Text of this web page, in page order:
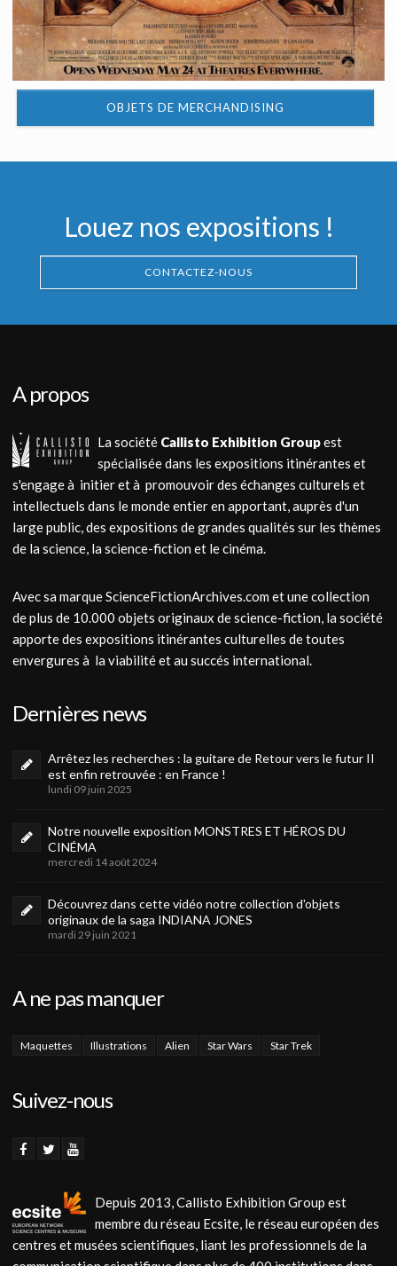
OBJETS DE MERCHANDISING
Louez nos expositions !
CONTACTEZ-NOUS
A propos
La société Callisto Exhibition Groupest
spécialisée dans les expositions itinérantes et
s'engage à initier et à promouvoir des échanges culturels et
intellectuels dans le monde entier en apportant, auprès d'un
large public, des expositions de grandes qualités sur les thèmes
de la science, la science-fiction et le cinéma.
Avec sa marque ScienceFictionArchives.com et une collection
de plus de 10.000 objets originaux de science-fiction, la société
apporte des expositions itinérantes culturelles de toutes
envergures à la viabilité et au succés international.
Dernières news
Arrêtez les recherches : la guitare de Retour vers le futur II
est enfin retrouvée : en France !
lundi 09 juin 2025
Notre nouvelle exposition MONSTRES ET HÉROS DU
CINÉMA
mercredi 14 août 2024
Découvrez dans cette vidéo notre collection d'objets
originaux de la saga INDIANA JONES
mardi 29 juin 2021
A ne pas manquer
Maquettes Illustrations Alien Star Wars Star Trek
Suivez-nous
Depuis 2013, Callisto Exhibition Group est
membre du réseau Ecsite, le réseau européen des
centres et musées scientifiques, liant les professionnels de la